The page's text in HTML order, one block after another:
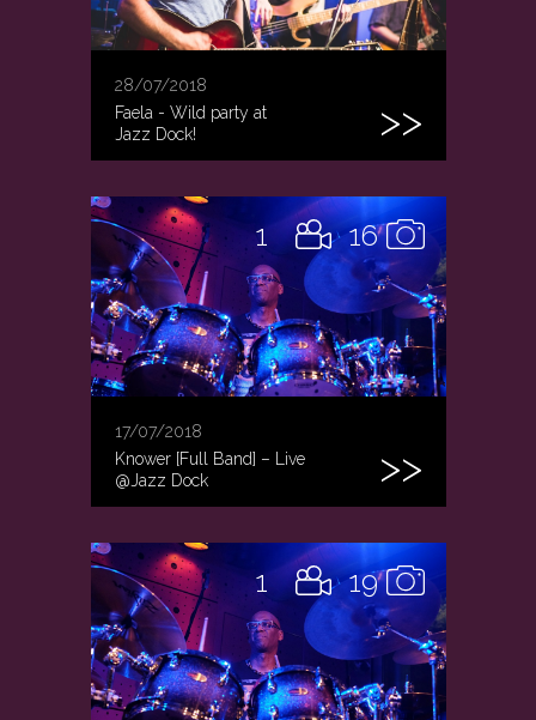
28/07/2018
Faela - Wild party at
Jazz Dock!
16
1
17/07/2018
Knower [Full Band] – Live
@Jazz Dock
19
1